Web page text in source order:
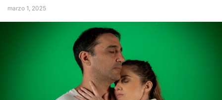
marzo 1, 2025